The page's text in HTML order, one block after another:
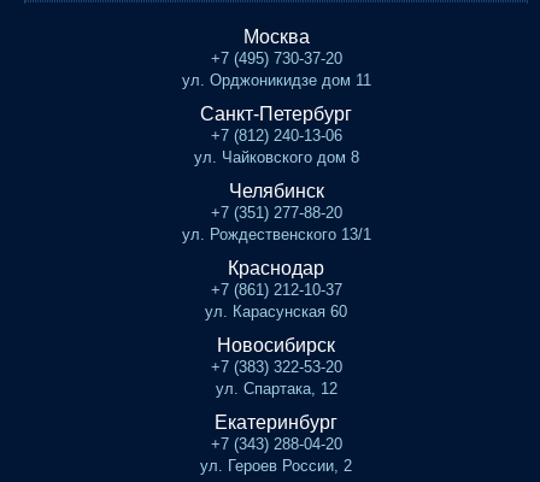
Москва
+7 (495) 730-37-20
ул. Орджоникидзе дом 11
Санкт-Петербург
+7 (812) 240-13-06
ул. Чайковского дом 8
Челябинск
+7 (351) 277-88-20
ул. Рождественского 13/1
Краснодар
+7 (861) 212-10-37
ул. Карасунская 60
Новосибирск
+7 (383) 322-53-20
ул. Спартака, 12
Екатеринбург
+7 (343) 288-04-20
ул. Героев России, 2